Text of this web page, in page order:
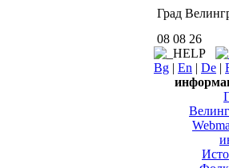
Град
08 08 26
Bg | En | De |